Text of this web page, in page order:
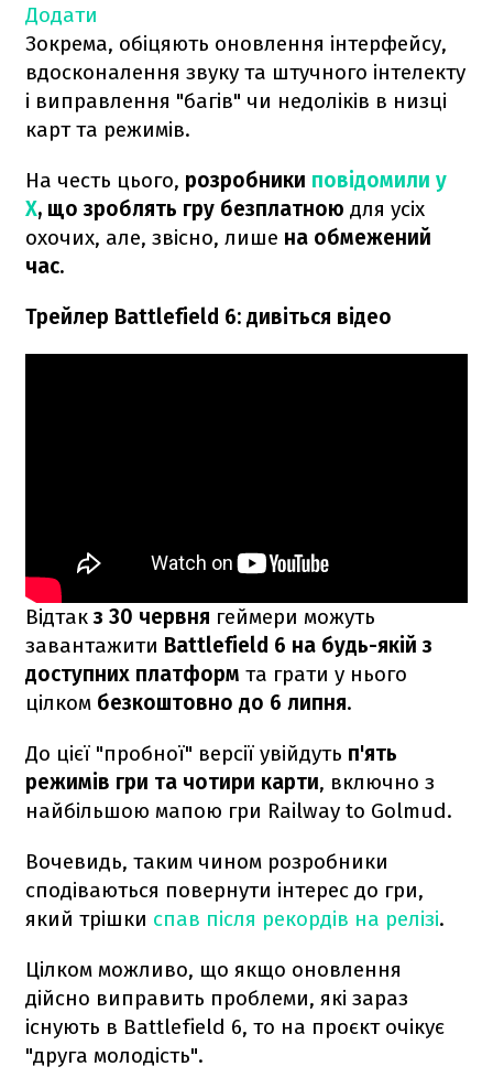
Додати
Зокрема, обіцяють оновлення інтерфейсу,
вдосконалення звуку та штучного інтелекту
і виправлення "багів" чи недоліків в низці
карт та режимів.
На честь цього, розробники повідомили у
X, що зроблять гру безплатною для усіх
охочих, але, звісно, лише на обмежений
час.
Трейлер Battlefield 6: дивіться відео
Відтакз 30 червня геймери можуть
завантажити Battlefield 6 на будь-якій з
доступних платформ та грати у нього
цілком безкоштовно до 6 липня.
До цієї "пробної" версії увійдуть п'ять
режимів гри та чотири карти, включно з
найбільшою мапою гри Railway to Golmud.
Вочевидь, таким чином розробники
сподіваються повернути інтерес до гри,
який трішки спав після рекордів на релізі.
Цілком можливо, що якщо оновлення
дійсно виправить проблеми, які зараз
існують в Battlefield 6, то на проєкт очікує
"друга молодість".